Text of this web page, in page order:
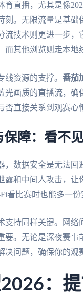
育直播，尤其是像
刻。无限流量是基
流技术则更进一步，
而其他浏览则走本地
线资源的支撑。 番茄
光画质的直播流，确
否直接关系到观赛心
保障：看不
，数据安全是无法回
露和中间人攻击，
看比赛时也能多一份
支持同样关键。网络
要。无论是深夜赛事
决问题，确保你的观
：